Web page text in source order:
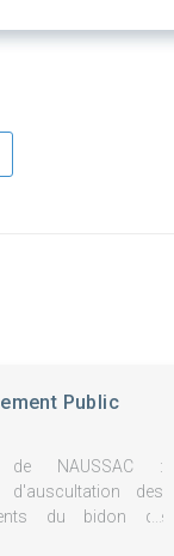
Public
de NAUSSAC :
d'auscultation des
du bidon de